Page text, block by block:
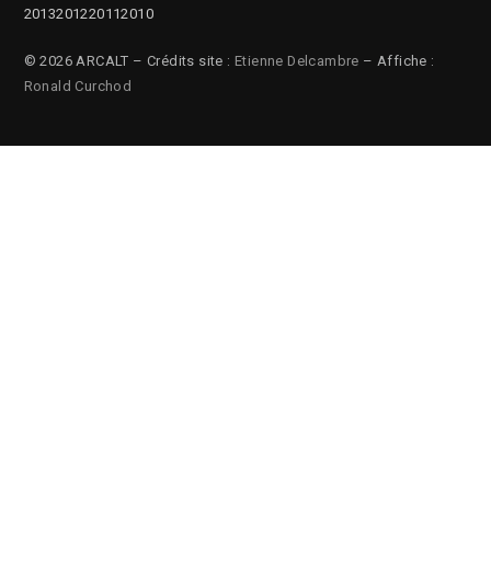
2013201220112010
© 2026 ARCALT – Crédits site : Etienne Delcambre – Affiche :
Ronald Curchod